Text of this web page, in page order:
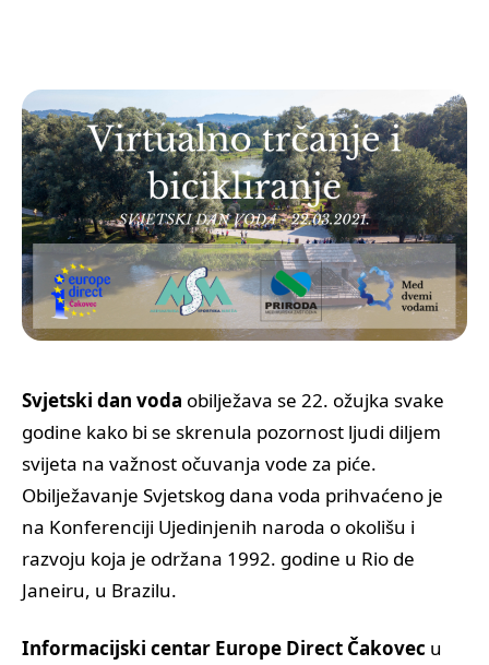
Svjetski dan voda obilježava se 22. ožujka svake
godine kako bi se skrenula pozornost ljudi diljem
svijeta na važnost očuvanja vode za piće.
Obilježavanje Svjetskog dana voda prihvaćeno je
na Konferenciji Ujedinjenih naroda o okolišu i
razvoju koja je održana 1992. godine u Rio de
Janeiru, u Brazilu.
Informacijski centar Europe Direct Čakovec u